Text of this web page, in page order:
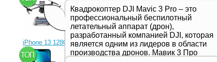
Квадрокоптер DJI Mavic 3 Pro – это
профессиональный беспилотный
летательный аппарат (дрон),
разработанный компанией DJI, которая
является одним из лидеров в области
производства дронов. Мавик 3 Про
iPhone 13 128Gb Blue
23 330 грн
Series
Артикул: